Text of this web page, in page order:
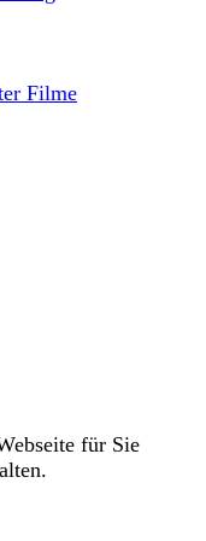
Filme
für Sie